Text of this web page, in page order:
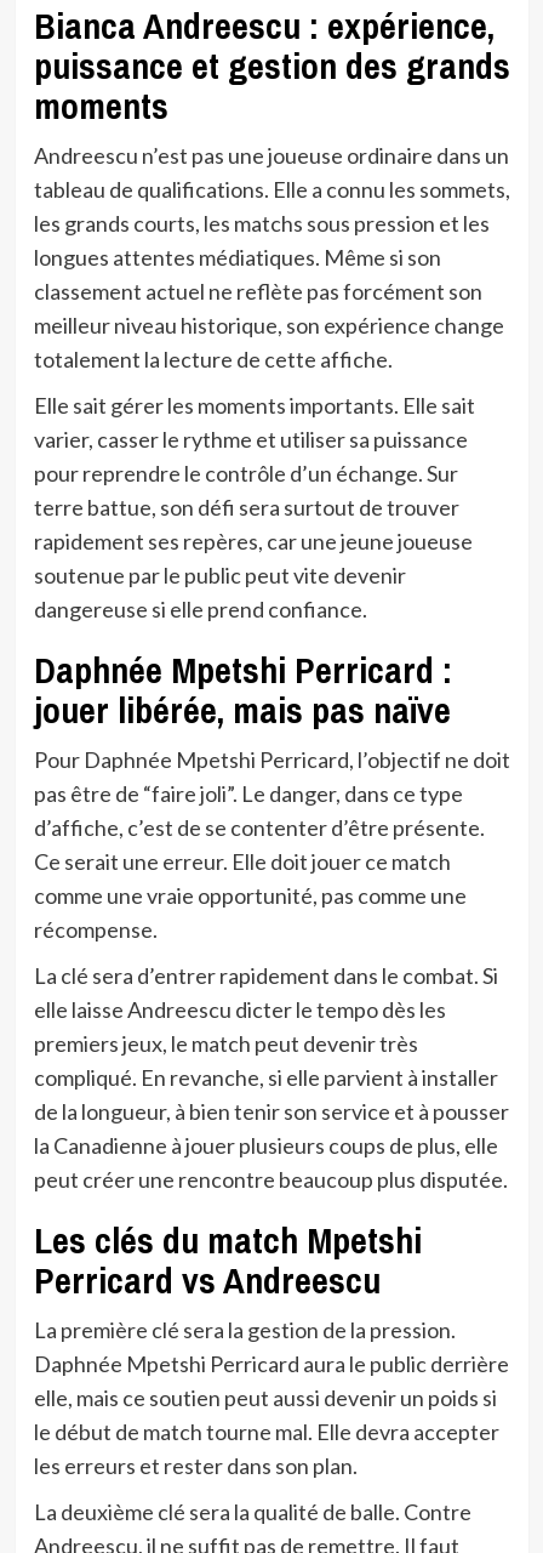
Bianca Andreescu : expérience,
puissance et gestion des grands
moments
Andreescu n’est pas une joueuse ordinaire dans un
tableau de qualifications. Elle a connu les sommets,
les grands courts, les matchs sous pression et les
longues attentes médiatiques. Même si son
classement actuel ne reflète pas forcément son
meilleur niveau historique, son expérience change
totalement la lecture de cette affiche.
Elle sait gérer les moments importants. Elle sait
varier, casser le rythme et utiliser sa puissance
pour reprendre le contrôle d’un échange. Sur
terre battue, son défi sera surtout de trouver
rapidement ses repères, car une jeune joueuse
soutenue par le public peut vite devenir
dangereuse si elle prend confiance.
Daphnée Mpetshi Perricard :
jouer libérée, mais pas naïve
Pour Daphnée Mpetshi Perricard, l’objectif ne doit
pas être de “faire joli”. Le danger, dans ce type
d’affiche, c’est de se contenter d’être présente.
Ce serait une erreur. Elle doit jouer ce match
comme une vraie opportunité, pas comme une
récompense.
La clé sera d’entrer rapidement dans le combat. Si
elle laisse Andreescu dicter le tempo dès les
premiers jeux, le match peut devenir très
compliqué. En revanche, si elle parvient à installer
de la longueur, à bien tenir son service et à pousser
la Canadienne à jouer plusieurs coups de plus, elle
peut créer une rencontre beaucoup plus disputée.
Les clés du match Mpetshi
Perricard vs Andreescu
La première clé sera la gestion de la pression.
Daphnée Mpetshi Perricard aura le public derrière
elle, mais ce soutien peut aussi devenir un poids si
le début de match tourne mal. Elle devra accepter
les erreurs et rester dans son plan.
La deuxième clé sera la qualité de balle. Contre
Andreescu, il ne suffit pas de remettre. Il faut